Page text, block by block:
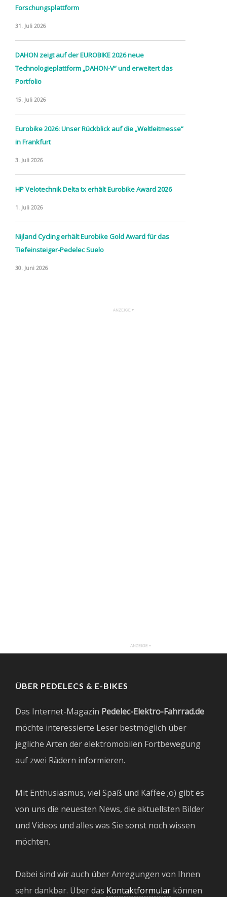
Forschungsplattform
31. Juli 2026
DAHON zeigt auf der EUROBIKE 2026 neue
Technologieplattform „DAHON-V“ und erweitert das
Portfolio
15. Juli 2026
Eurobike 2026: Unser Rückblick auf die „Weltleitmesse“
in Frankfurt
3. Juli 2026
HP Velotechnik Delta tx erhält Eurobike Award 2026
1. Juli 2026
Nijland Cycling erhält Eurobike Gold Award für das
Tiefeinsteiger-Pedelec Suelo
30. Juni 2026
ÜBER PEDELECS & E-BIKES
Das Internet-Magazin Pedelec-Elektro-Fahrrad.de
möchte interessierte Leser bestmöglich über
jegliche Arten der elektromobilen Fortbewegung
auf zwei Rädern informieren.
Mit Enthusiasmus, viel Spaß und Kaffee ;o) gibt es
von uns die neuesten News, die aktuellsten Bilder
und Videos und alles was Sie sonst noch wissen
möchten.
Dabei sind wir auch über Anregungen von Ihnen
sehr dankbar. Über das Kontaktformular können